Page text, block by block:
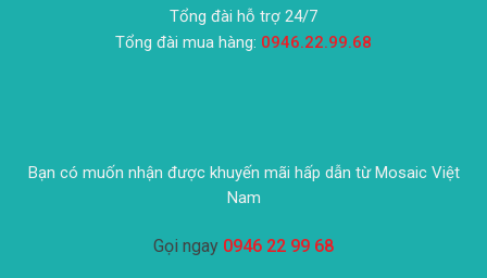
Tổng đài hỗ trợ 24/7
Tổng đài mua hàng: 0946.22.99.68
Bạn có muốn nhận được khuyến mãi hấp dẫn từ Mosaic Việt
Nam
Gọi ngay 0946 22 99 68